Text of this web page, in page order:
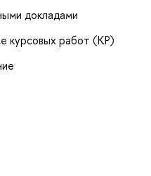
докладами
курсовых работ (КР)